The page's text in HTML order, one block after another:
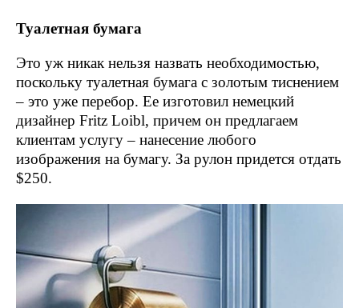
Туалетная бумага
Это уж никак нельзя назвать необходимостью,
поскольку туалетная бумага с золотым тиснением
– это уже перебор. Ее изготовил немецкий
дизайнер Fritz Loibl, причем он предлагаем
клиентам услугу – нанесение любого
изображения на бумагу. За рулон придется отдать
$250.